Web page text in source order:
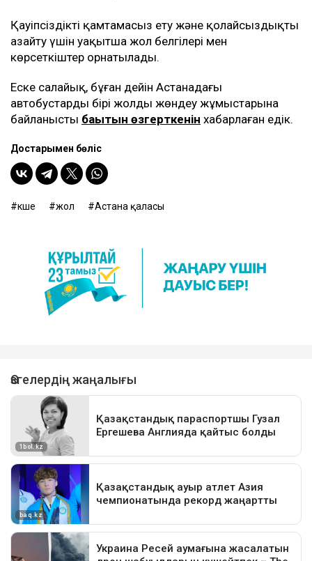
Қауіпсіздікті қамтамасыз ету және қолайсыздықты
азайту үшін уақытша жол белгілері мен
көрсеткіштер орнатылады.
Еске салайық, бұған дейін Астанадағы
автобустардың бірі жолды жөндеу жұмыстарына
байланысты бағытын өзгерткенін хабарлаған едік.
Достарыңмен бөліс
көше жол Астана қаласы